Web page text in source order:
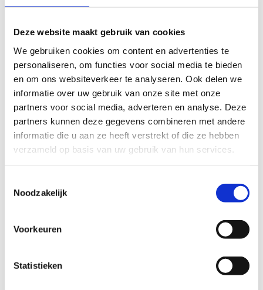
Deze website maakt gebruik van cookies
We gebruiken cookies om content en advertenties te
personaliseren, om functies voor social media te bieden
en om ons websiteverkeer te analyseren. Ook delen we
informatie over uw gebruik van onze site met onze
partners voor social media, adverteren en analyse. Deze
partners kunnen deze gegevens combineren met andere
informatie die u aan ze heeft verstrekt of die ze hebben
verzameld op basis van uw gebruik van hun services.
Noodzakelijk
Voorkeuren
Statistieken
Regelgeving toegankelijkheid
De wettelijke bepalingen rond toegankelijkheid
zijn niet uitsluitend verbonden aan één thema
of sector.